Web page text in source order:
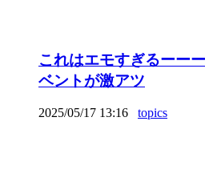
これはエモすぎるーー
ベントが激アツ
2025/05/17 13:16 topics